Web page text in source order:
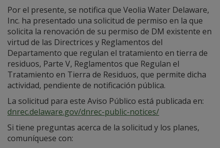
Por el presente, se notifica que Veolia Water Delaware,
Inc. ha presentado una solicitud de permiso en la que
solicita la renovación de su permiso de DM existente en
virtud de las Directrices y Reglamentos del
Departamento que regulan el tratamiento en tierra de
residuos, Parte V, Reglamentos que Regulan el
Tratamiento en Tierra de Residuos, que permite dicha
actividad, pendiente de notificación pública.
La solicitud para este Aviso Público está publicada en:
dnrec.delaware.gov/dnrec-public-notices/
Si tiene preguntas acerca de la solicitud y los planes,
comuníquese con: